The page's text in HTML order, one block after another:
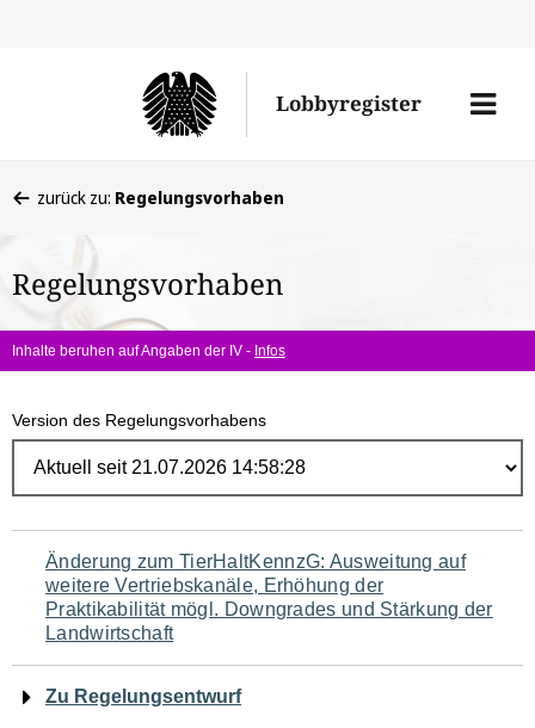
Lobbyregister
Menü
befinden
hier:
zurück zu: Regelungsvorhaben
Regelungsvorhaben
Inhalte beruhen auf Angaben der IV - Infos
Version des Regelungsvorhabens
Navigation
für
den
Seiteninhalt
Änderung zum TierHaltKennzG: Ausweitung auf
weitere Vertriebskanäle, Erhöhung der
Praktikabilität mögl. Downgrades und Stärkung der
Landwirtschaft
Zu Regelungsentwurf